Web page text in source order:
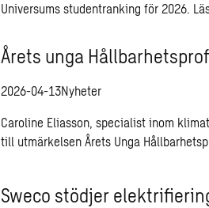
Universums studentranking för 2026.
Årets unga
2026-04-13Nyheter
Caroline Eliasson, specialist inom
till utmärkelsen Årets Unga
Sweco stödjer